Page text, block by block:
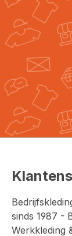
sinds 1987 -
Werkkleding